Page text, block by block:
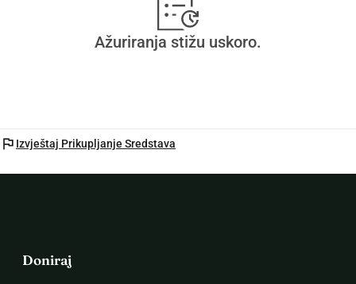
Ažuriranja stižu uskoro.
flag Izvještaj Prikupljanje Sredstava
Doniraj